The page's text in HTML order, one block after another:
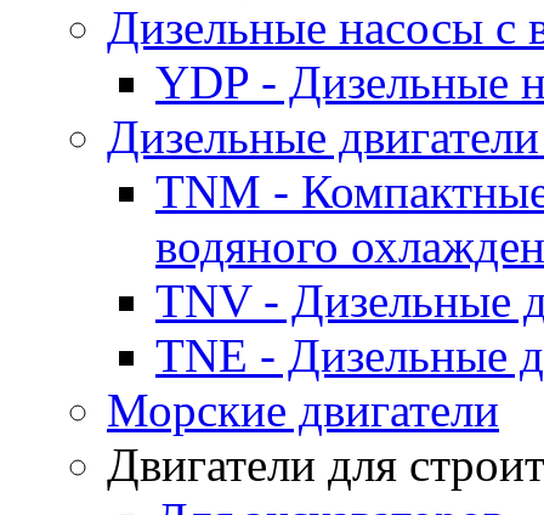
Дизельные насосы
YDP - Дизельные
Дизельные
TNM -
водяного
TNV - Дизельные
TNE - Дизельные
Морские двигатели
Двигатели для